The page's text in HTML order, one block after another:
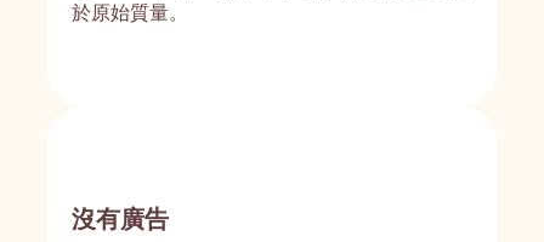
於原始質量。
沒有廣告